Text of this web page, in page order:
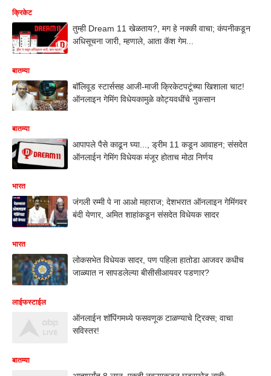
क्रिकेट
तुम्ही Dream 11 खेळताय?, मग हे नक्की वाचा; कंपनीकडून
अधिसूचना जारी, म्हणाले, आता कॅश गेम...
बातम्या
बॉलिवूड स्टार्ससह आजी-माजी क्रिकेटपटूंच्या खिशाला चाट!
ऑनलाइन गेमिंग विधेयकामुळे कोट्यवधींचे नुकसान
बातम्या
आपापले पैसे काढून घ्या..., ड्रीम 11 कडून आवाहन; संसदेत
ऑनलाईन गेमिंग विधेयक मंजूर होताच मोठा निर्णय
भारत
जंगली रम्मी पे ना आओ महाराज; देशभरात ऑनलाइन गेमिंगवर
बंदी येणार, अमित शाहांकडून संसदेत विधेयक सादर
भारत
लोकसभेत विधेयक सादर, पण पहिला हातोडा आजवर कधीच
जाळ्यात न सापडलेल्या बीसीसीआयवर पडणार?
लाईफस्टाईल
ऑनलाईन शॉपिंगमध्ये फसवणूक टाळण्याचे ट्रिक्स; वाचा
सविस्तर!
बातम्या